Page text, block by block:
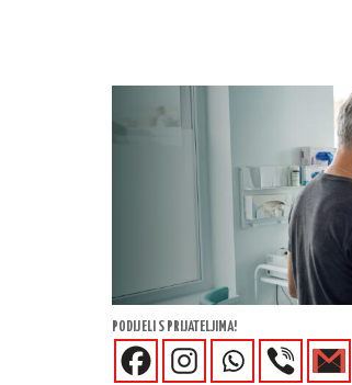
PODIJELI S PRIJATELJIMA!